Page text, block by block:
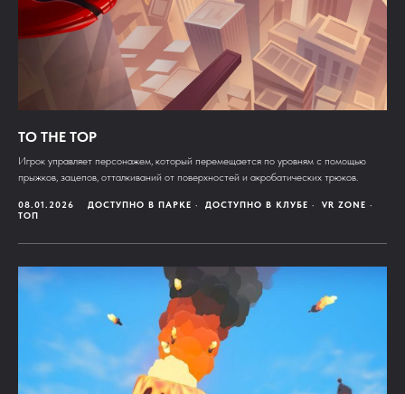
TO THE TOP
Игрок управляет персонажем, который перемещается по уровням с помощью
прыжков, зацепов, отталкиваний от поверхностей и акробатических трюков.
08.01.2026 ДОСТУПНО В ПАРКЕ ДОСТУПНО В КЛУБЕ
VR ZONE
ТОП